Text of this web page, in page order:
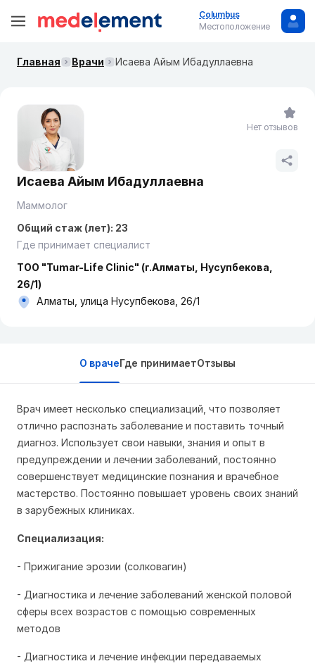
Columbus
Местоположение
Главная Врачи Исаева Айым Ибадуллаевна
Исаева Айым Ибадуллаевна
Маммолог
Общий стаж (лет): 23
Где принимает специалист
ТОО "Tumar-Life Clinic" (г.Алматы, Нусупбекова,
26/1)
Алматы, улица Нусупбекова, 26/1
Нет отзывов
О врачеГде принимаетОтзывы
Врач имеет несколько специализаций, что позволяет
отлично распознать заболевание и поставить точный
диагноз. Использует свои навыки, знания и опыт в
предупреждении и лечении заболеваний, постоянно
совершенствует медицинские познания и врачебное
мастерство. Постоянно повышает уровень своих знаний
в зарубежных клиниках.
Специализация:
- Прижигание эрозии (солковагин)
- Диагностика и лечение заболеваний женской половой
сферы всех возрастов с помощью современных
методов
- Диагностика и лечение инфекции передаваемых